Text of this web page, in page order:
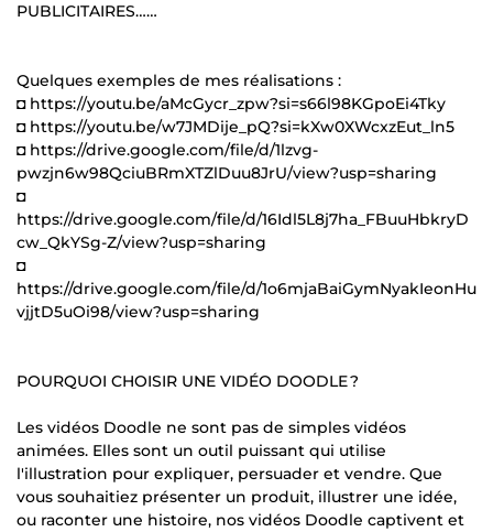
PUBLICITAIRES……
Quelques exemples de mes réalisations :
◘ https://youtu.be/aMcGycr_zpw?si=s66l98KGpoEi4Tky
◘ https://youtu.be/w7JMDije_pQ?si=kXw0XWcxzEut_ln5
◘ https://drive.google.com/file/d/1lzvg-
pwzjn6w98QciuBRmXTZlDuu8JrU/view?usp=sharing
◘
https://drive.google.com/file/d/16Idl5L8j7ha_FBuuHbkryD
cw_QkYSg-Z/view?usp=sharing
◘
https://drive.google.com/file/d/1o6mjaBaiGymNyakIeonHu
vjjtD5uOi98/view?usp=sharing
POURQUOI CHOISIR UNE VIDÉO DOODLE ?
Les vidéos Doodle ne sont pas de simples vidéos
animées. Elles sont un outil puissant qui utilise
l'illustration pour expliquer, persuader et vendre. Que
vous souhaitiez présenter un produit, illustrer une idée,
ou raconter une histoire, nos vidéos Doodle captivent et